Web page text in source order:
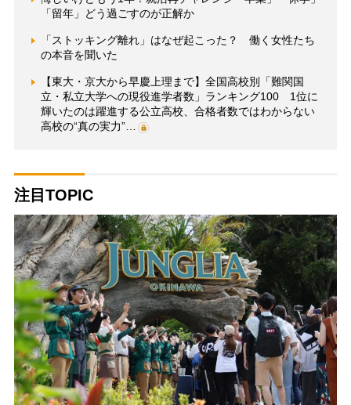
「留年」どう過ごすのが正解か
「ストッキング離れ」はなぜ起こった？ 働く女性たち
の本音を聞いた
【東大・京大から早慶上理まで】全国高校別「難関国
立・私立大学への現役進学者数」ランキング100 1位に
輝いたのは躍進する公立高校、合格者数ではわからない
高校の“真の実力”…
注目TOPIC